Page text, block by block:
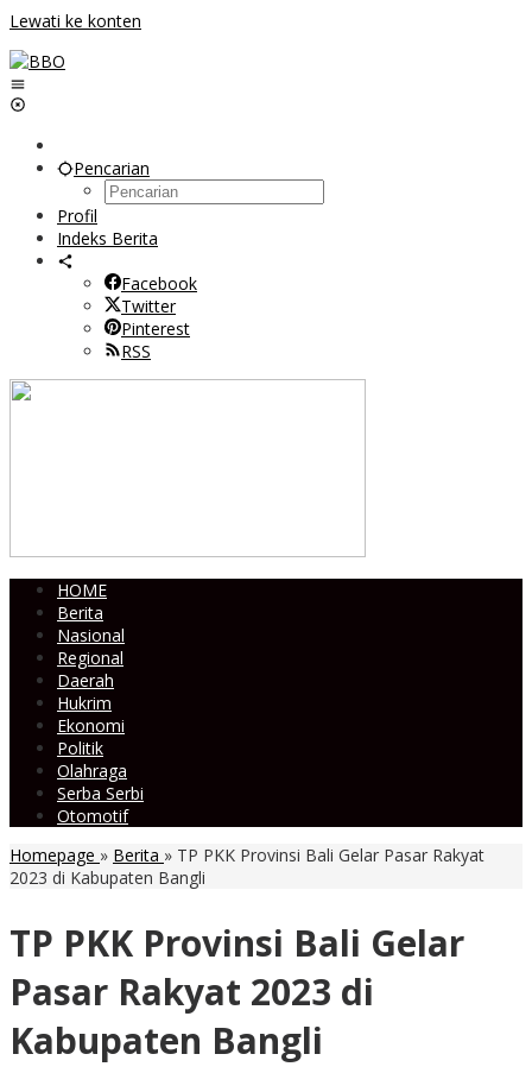
Lewati ke konten
Pencarian
Profil
Indeks Berita
Facebook
Twitter
Pinterest
RSS
HOME
Berita
Nasional
Regional
Daerah
Hukrim
Ekonomi
Politik
Olahraga
Serba Serbi
Otomotif
Homepage » Berita » TP PKK Provinsi Bali Gelar Pasar Rakyat
2023 di Kabupaten Bangli
TP PKK Provinsi Bali Gelar
Pasar Rakyat 2023 di
Kabupaten Bangli